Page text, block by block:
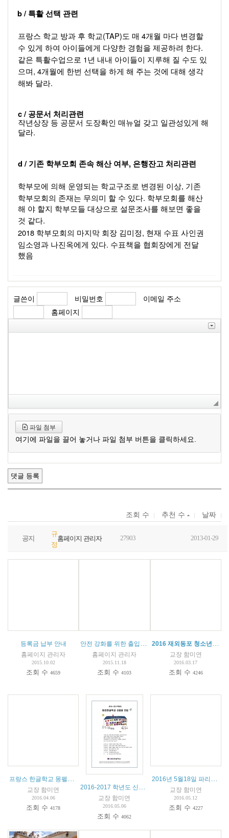
b / 특활 선택 관련
프랑스 학교 방과 후 학교(TAP)도 매 4개월 마다 변경할
수 있게 하여 아이들에게 다양한 경험을 제공하려 한다
같은 특활수업으로 1 년 내내 아이들이 지루해 질 수도 있
으며 , 4개월에 한번 선택을 하게 해 주는 것에 대해 생각
해봐 달라.
c / 공문서 처리관련
작년상장 등 공문서 도장확인 매뉴얼 갖고 일관성있게 해
달라.
d / 기존 학부모회 존속 해산 여부, 은행잔고 처리관련
학부모에 의해 운영되는 학교구조로 변경된 이상, 기존
학부모회의 존재는 무의미 할 수 있다. 학부모회를 해산
해 야 할지 학부모들 대상으로 설문조사를 해보면 좋을
것 같다.
2018 학부모회의 마지막 회장 김미정, 현재 수표 사인권
임소영과 나진옥에게 있다. 수표책을 협회장에게 전달
했음
글쓴이 비밀번호
이메일 주소
홈페이지
파일 첨부
여기에 파일을 끌어 놓거나 파일 첨부 버튼을 클릭하세요.
조회 수 추천 수 날짜
공지
규
정
홈페이지 관리자 27903 2013-01-29
등록금 납부 안내
홈페이지 관리자
2015.10.02
조회 수4659
홈페이지 관리자
2015.11.18
조회 수4103
교장 함미연
2016.03.17
조회 수 4246
교장 함미연
2016.04.06
조회 수4178
2016-2017 학년도 신입생 모집 안내
교장 함미연
2016.05.06
조회 수4062
교장 함미연
2016.05.12
조회 수 4227